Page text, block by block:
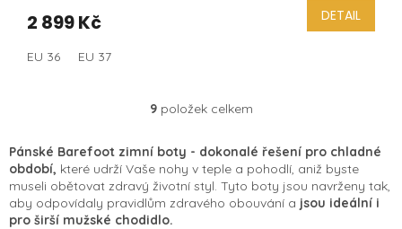
2 899 Kč DETAIL
EU 36 EU 37
O
l
á
d
a
9položek celkem
Pánské Barefoot zimní boty - dokonalé řešení pro chladné
období, které udrží Vaše nohy v teple a pohodlí, aniž byste
museli obětovat zdravý životní styl. Tyto boty jsou navrženy tak,
aby odpovídaly pravidlům zdravého obouvání a jsou ideální i
pro širší mužské chodidlo.